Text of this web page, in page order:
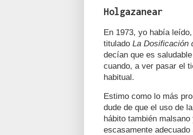
Holgazanear
En 1973, yo había
titulado La Dosificación
decían que es
cuando, a ver pasar el
habitual.
Estimo como lo más
dude de que el uso de
hábito también
escasamente